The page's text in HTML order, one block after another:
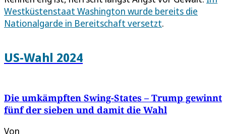
Westküstenstaat Washington wurde bereits die
Nationalgarde in Bereitschaft versetzt.
US-Wahl 2024
Die umkämpften Swing-States – Trump gewinnt
fünf der sieben und damit die Wahl
Von